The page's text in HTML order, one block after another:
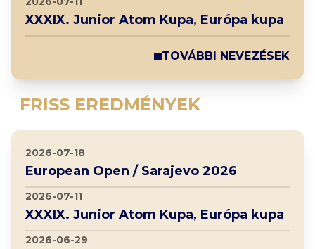
FRISS EREDMÉNYEK
XXXIX. Junior Atom Kupa, Európa kupa
TOVÁBBI NEVEZÉSEK
2026-07-18
European Open / Sarajevo 2026
2026-07-11
XXXIX. Junior Atom Kupa, Európa kupa
2026-06-29